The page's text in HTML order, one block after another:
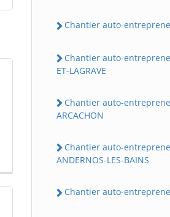
Chantier auto-
Chantier auto-
ET-LAGRAVE
Chantier auto-
ARCACHON
Chantier auto-
ANDERNOS-LES-BAINS
Chantier auto-